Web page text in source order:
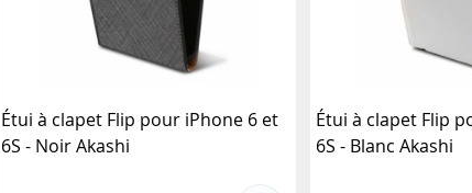
Étui à clapet Flip pour iPhone 6 et
6S - Noir Akashi
Étui à clapet Flip
6S - Blanc Akashi